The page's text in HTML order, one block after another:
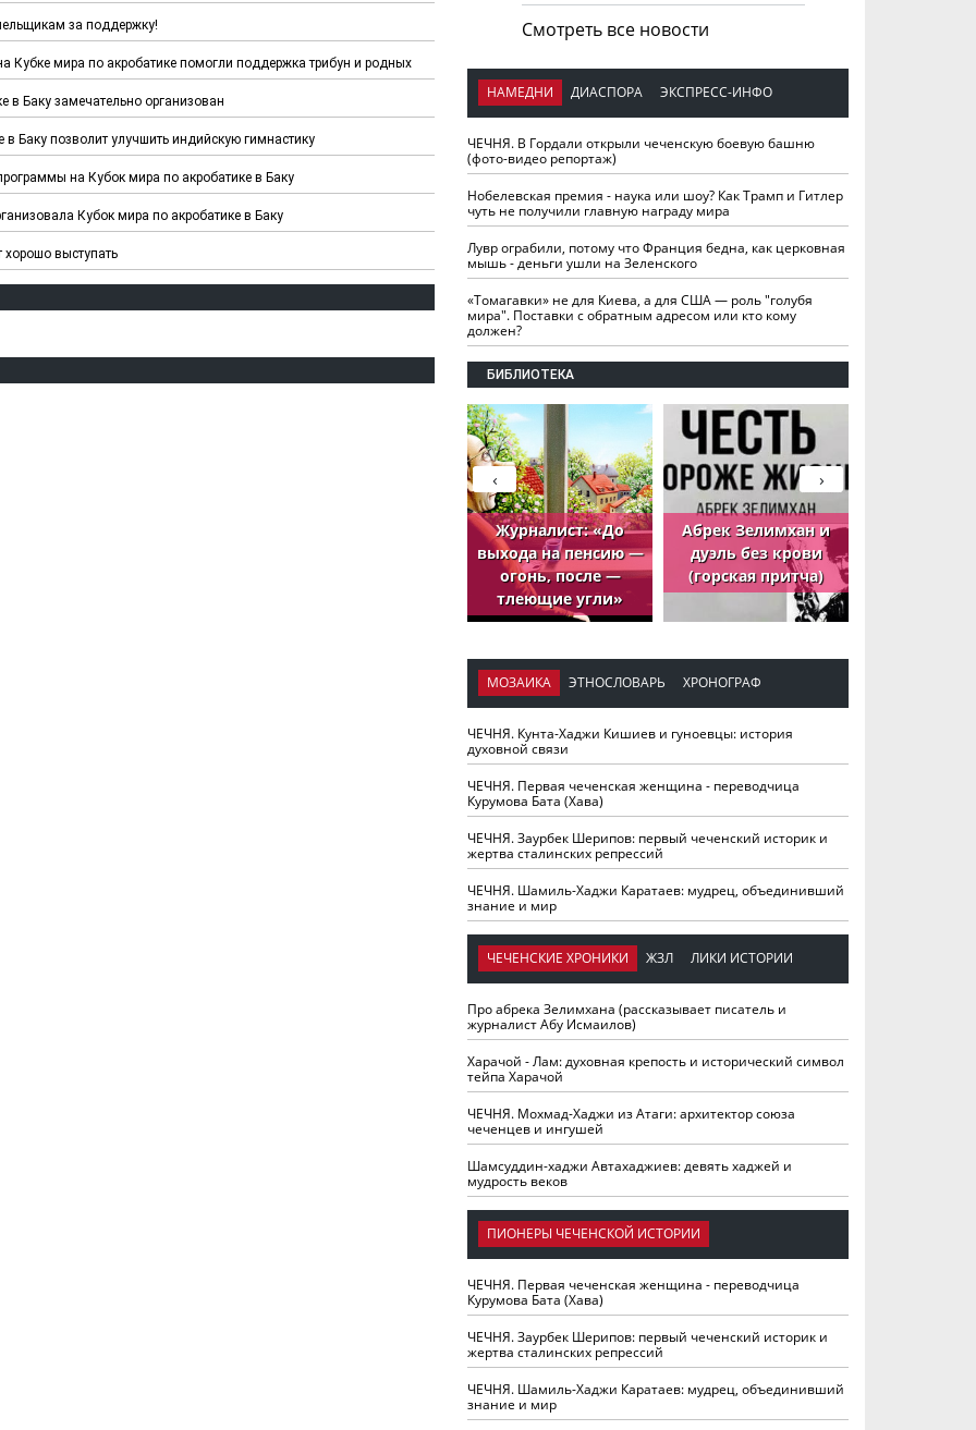
за поддержку!
мира по акробатике помогли поддержка трибун и родных
Баку замечательно организован
позволит улучшить индийскую гимнастику
на Кубок мира по акробатике в Баку
Кубок мира по акробатике в Баку
выступать
Смотреть все новости
НАМЕДНИ ДИАСПОРА ЭКСПРЕСС-ИНФО
ЧЕЧНЯ. В Гордали открыли чеченскую боевую башню
(фото-видео репортаж)
Нобелевская премия - наука или шоу? Как Трамп и Гитлер
чуть не получили главную награду мира
Лувр ограбили, потому что Франция бедна, как церковная
мышь - деньги ушли на Зеленского
«Томагавки» не для Киева, а для США — роль "голубя
мира". Поставки с обратным адресом или кто кому
должен?
БИБЛИОТЕКА
Журналист: «До
выхода на пенсию —
огонь, после —
тлеющие угли»
Абрек Зелимхан и
дуэль без крови
(горская притча)
›
‹
МОЗАИКА ЭТНОСЛОВАРЬ ХРОНОГРАФ
ЧЕЧНЯ. Кунта-Хаджи Кишиев и гуноевцы: история
духовной связи
ЧЕЧНЯ. Первая чеченская женщина - переводчица
Курумова Бата (Хава)
ЧЕЧНЯ. Заурбек Шерипов: первый чеченский историк и
жертва сталинских репрессий
ЧЕЧНЯ. Шамиль-Хаджи Каратаев: мудрец, объединивший
знание и мир
ЧЕЧЕНСКИЕ ХРОНИКИ ЖЗЛ ЛИКИ ИСТОРИИ
Про абрека Зелимхана (рассказывает писатель и
журналист Абу Исмаилов)
Харачой - Лам: духовная крепость и исторический символ
тейпа Харачой
ЧЕЧНЯ. Мохмад-Хаджи из Атаги: архитектор союза
чеченцев и ингушей
Шамсуддин-хаджи Автахаджиев: девять хаджей и
мудрость веков
ПИОНЕРЫ ЧЕЧЕНСКОЙ ИСТОРИИ
ЧЕЧНЯ. Первая чеченская женщина - переводчица
Курумова Бата (Хава)
ЧЕЧНЯ. Заурбек Шерипов: первый чеченский историк и
жертва сталинских репрессий
ЧЕЧНЯ. Шамиль-Хаджи Каратаев: мудрец, объединивший
знание и мир